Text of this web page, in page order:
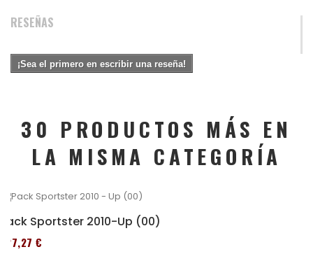
RESEÑAS
¡Sea el primero en escribir una reseña!
30 PRODUCTOS MÁS EN
LA MISMA CATEGORÍA
Pack Sportster 2010-Up (00)
227,27 €